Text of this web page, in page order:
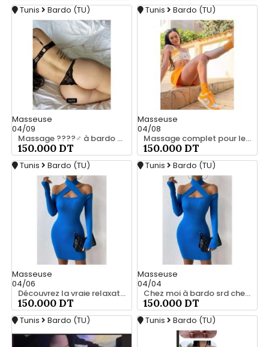
Tunis Bardo (TU)
Masseuse
04/09
Massage ????‍♂️ à bardo srd chez moi privé 55066248
150.000 DT
Tunis Bardo (TU)
Masseuse
04/08
Massage complet pour les hommes srd chez moi à bardo 55066248
150.000 DT
Tunis Bardo (TU)
Masseuse
04/06
Découvrez la vraie relaxation pour les hommes srd 20466285
150.000 DT
Tunis Bardo (TU)
Masseuse
04/04
Chez moi à bardo srd chez moi 55066248
150.000 DT
Tunis Bardo (TU) Tunis Bardo (TU)